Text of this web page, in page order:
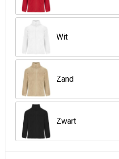
Wit
Zand
Zwart